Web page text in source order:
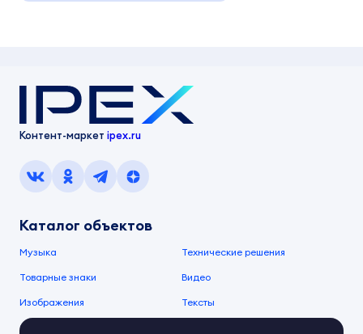
Контент-маркет ipex.ru
Каталог объектов
Музыка Технические решения
Товарные знаки Видео
Изображения Тексты
О компании